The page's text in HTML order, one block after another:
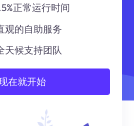
正常运行时间
观的自助服务
天候支持团队
在就开始